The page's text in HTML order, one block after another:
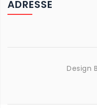
ADRESSE
Design